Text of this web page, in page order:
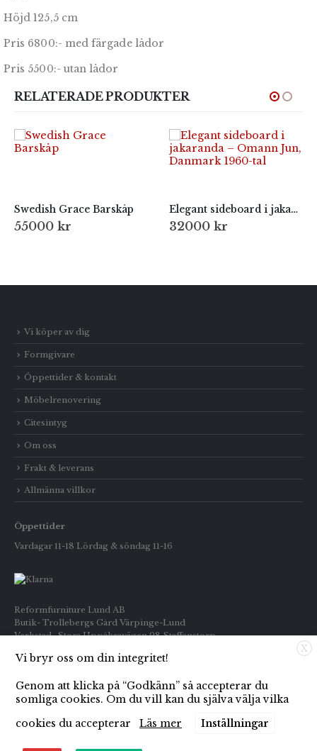
Höjd 125,5 cm
Pris 6800:- med färgade lådor
Pris 5500:- utan lådor
RELATERADE PRODUKTER
Swedish Grace Barskåp
55000 kr
Elegant sideboard i jakaranda – Omann Jun, Danmark 1960-tal
32000 kr
Vi köper av dig
Formgivare
Öppettider & kontakt
Möbelrenovering
Citesintyg
Om oss
Frakt & leverans
Allmänna villkor
Öppettider
Vardagar 11-18 Lördag & söndag 11-16
Reformfurniture Lund AB
Butik- Trollebergs Gård Värpinge-Lund
Verkstad- Stora Uppåkravägen 98 Staffanstorp
Telefon: Butiken 0709-269916
E-post: info@reformfurniture.se
X
Vi bryr oss om din integritet!
Genom att klicka på “Godkänn” så accepterar du
somliga cookies. Om du vill kan du själva välja vilka
cookies du accepterar
Läs mer Inställningar